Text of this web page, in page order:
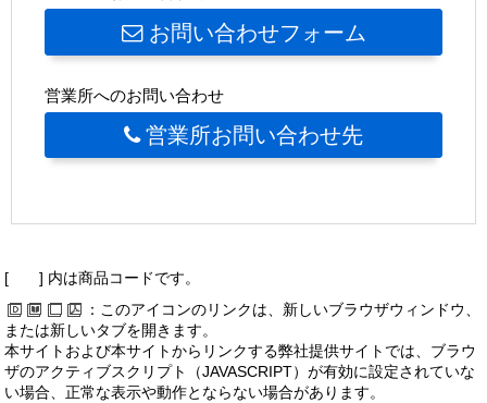
お問い合わせフォーム
営業所へのお問い合わせ
営業所お問い合わせ先
[ ] 内は商品コードです。
：このアイコンのリンクは、新しいブラウザウィンドウ、
または新しいタブを開きます。
本サイトおよび本サイトからリンクする弊社提供サイトでは、ブラウ
ザのアクティブスクリプト（JAVASCRIPT）が有効に設定されていな
い場合、正常な表示や動作とならない場合があります。